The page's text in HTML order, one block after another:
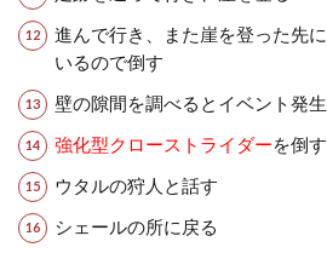
進んで行き、また崖を登った先に
いるので倒す
壁の隙間を調べるとイベント発生
強化型クローストライダーを倒す
ウタルの狩人と話す
シェールの所に戻る